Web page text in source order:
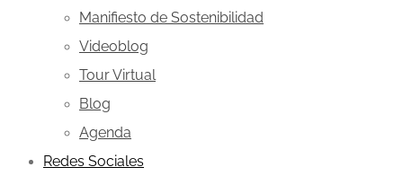
Manifiesto de Sostenibilidad
Videoblog
Tour Virtual
Blog
Agenda
Redes Sociales